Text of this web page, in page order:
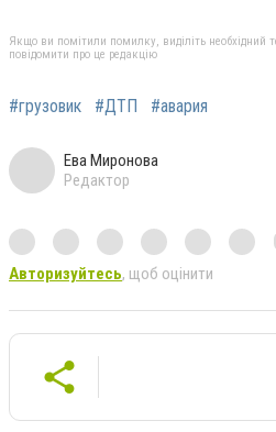
Якщо ви помітили помилку, виділіть необхідний
повідомити про це редакцію
#грузовик #ДТП #авария
Ева Миронова
Редактор
Авторизуйтесь, щоб оцінити